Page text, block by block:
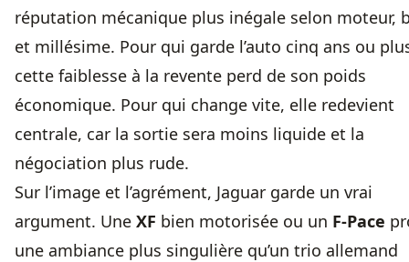
réputation mécanique plus inégale selon moteur,
et millésime. Pour qui garde l’auto cinq ans ou
cette faiblesse à la revente perd de son poids
économique. Pour qui change vite, elle redevient
centrale, car la sortie sera moins liquide et la
négociation plus rude.
Sur l’image et l’agrément, Jaguar garde un vrai
argument. Une XF bien motorisée ou un F-Pace
une ambiance plus singulière qu’un trio allemand